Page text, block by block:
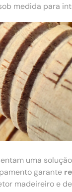
medida para
uma
garante
madeireiro e